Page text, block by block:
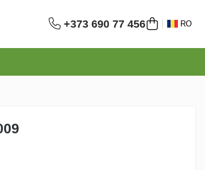
+373 690 77 456 RO